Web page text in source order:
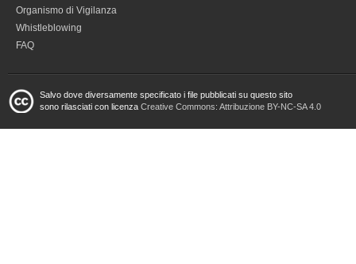
Organismo di Vigilanza
Whistleblowing
FAQ
Salvo dove diversamente specificato i file pubblicati su questo sito
sono rilasciati con licenza Creative Commons: Attribuzione BY-NC-SA 4.0